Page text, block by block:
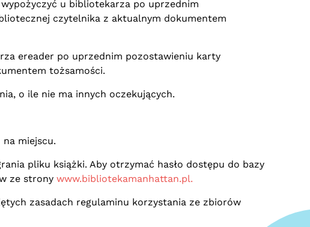
u bibliotekarza po uprzednim
czytelnika z aktualnym dokumentem
ereader po uprzednim pozostawieniu karty
tożsamości.
o ile nie ma innych oczekujących.
miejscu.
pliku książki. Aby otrzymać hasło dostępu do bazy
ze strony www.bibliotekamanhattan.pl.
zasadach regulaminu korzystania ze zbiorów